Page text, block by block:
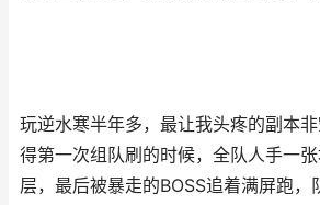
玩逆水寒半年多，最让我头疼的副本
得第一次组队刷的时候，全队人手一
层，最后被暴走的BOSS追着满屏跑，